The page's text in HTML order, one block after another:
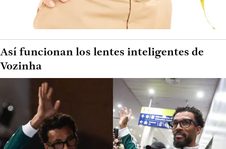
Así funcionan los lentes inteligentes de
Vozinha